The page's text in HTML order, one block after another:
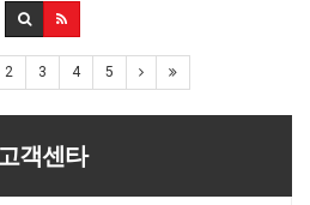
2 3 4 5
객센타